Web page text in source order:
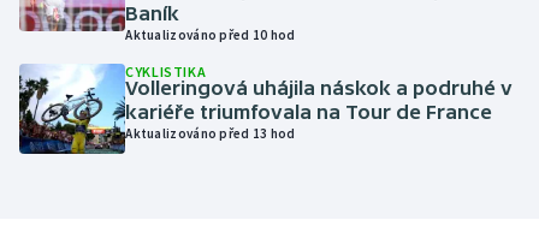
Moderní pětiboj
Motorsport
Olympijské hry
Baník
Aktualizováno před 10 hod
CYKLISTIKA
Volleringová uhájila náskok a podruhé v
kariéře triumfovala na Tour de France
Aktualizováno před 13 hod